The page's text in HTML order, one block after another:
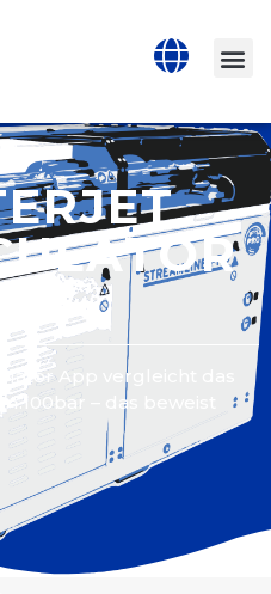
App vergleicht das
– das beweist